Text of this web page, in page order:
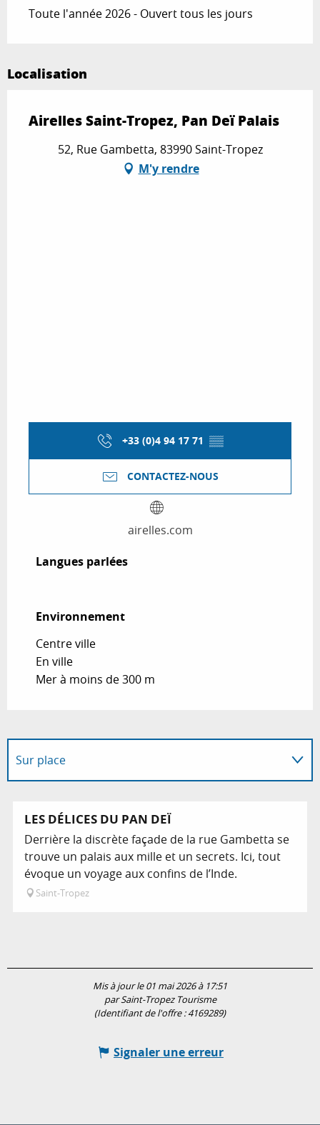
Toute l'année 2026 - Ouvert tous les jours
Localisation
Airelles Saint-Tropez, Pan Deï Palais
52, Rue Gambetta, 83990 Saint-Tropez
M'y rendre
+33 (0)4 94 17 71 ▒▒
CONTACTEZ-NOUS
airelles.com
Langues parlées
Langues parlées
Environnement
Environnement
Centre ville
En ville
Mer à moins de 300 m
Sur place
LES DÉLICES DU PAN DEÏ
Derrière la discrète façade de la rue Gambetta se
trouve un palais aux mille et un secrets. Ici, tout
évoque un voyage aux confins de l’Inde.
Saint-Tropez
Mis à jour le 01 mai 2026 à 17:51
par Saint-Tropez Tourisme
(Identifiant de l'offre :4169289)
Signaler une erreur